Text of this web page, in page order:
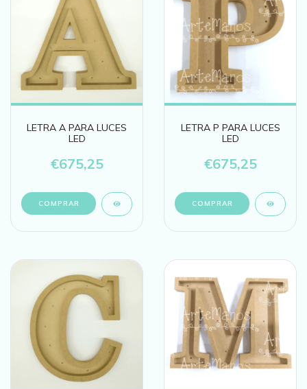
LETRA A PARA LUCES
LED
€675,25
LETRA P PARA LUCES
LED
€675,25